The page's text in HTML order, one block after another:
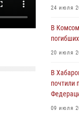
оказали
29 июля
В
29 июля
24 июля
В
20 июля
В
почтили
09 июля